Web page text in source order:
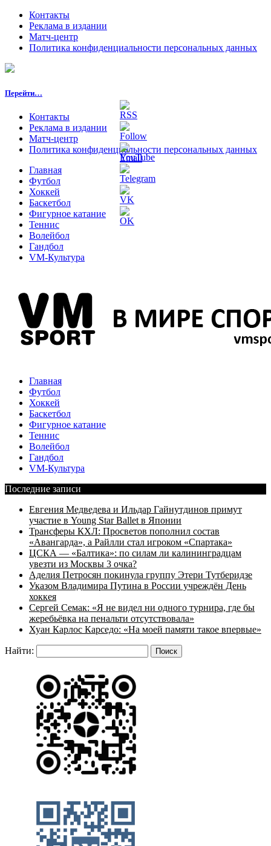
Контакты
Реклама в издании
Матч-центр
Политика конфиденциальности персональных данных
Перейти…
Контакты
Реклама в издании
Матч-центр
Политика конфиденциальности персональных данных
Главная
Футбол
Хоккей
Баскетбол
Фигурное катание
Теннис
Волейбол
Гандбол
VM-Культура
Главная
Футбол
Хоккей
Баскетбол
Фигурное катание
Теннис
Волейбол
Гандбол
VM-Культура
Последние записи
Евгения Медведева и Ильдар Гайнутдинов примут
участие в Young Star Ballet в Японии
Трансферы КХЛ: Просветов пополнил состав
«Авангарда», а Райлли стал игроком «Спартака»
ЦСКА — «Балтика»: по силам ли калининградцам
увезти из Москвы 3 очка?
Аделия Петросян покинула группу Этери Тутберидзе
Указом Владимира Путина в России учреждён День
хоккея
Сергей Семак: «Я не видел ни одного турнира, где бы
жеребьёвка на пенальти отсутствовала»
Хуан Карлос Карседо: «На моей памяти такое впервые»
Найти: